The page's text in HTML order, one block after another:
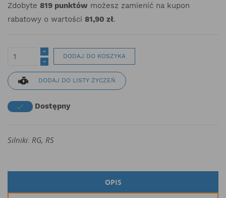
Zdobyte 819 punktów możesz zamienić na kupon
rabatowy o wartości 81,90 zł.
DODAJ DO KOSZYKA
DODAJ DO LISTY ŻYCZEŃ
 Dostępny
Silniki: RG, RS
OPIS